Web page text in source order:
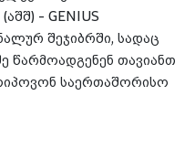
- GENIUS
შეჯიბრში, სადაც
წარმოადგენენ თავიანთ
საერთაშორისო